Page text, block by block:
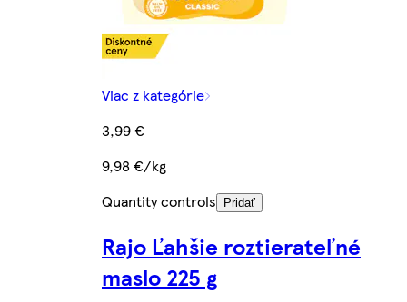
Viac z kategórie
3,99 €
9,98 €/kg
Quantity controls
Pridať
Rajo Ľahšie roztierateľné
maslo 225 g